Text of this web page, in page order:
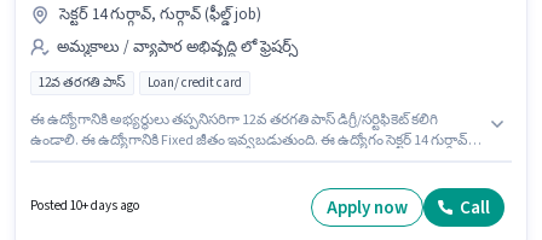
సెక్టర్ 14 గుర్గావ్, గుర్గావ్ (ఫీల్డ్ job)
అమ్మకాలు / వ్యాపార అభివృద్ధి లో ఫ్రెషర్స్
12వ తరగతి పాస్ Loan/ credit card
ఈ ఉద్యోగానికి అభ్యర్థులు తప్పనిసరిగా 12వ తరగతి పాస్ డిగ్రీ/సర్టిఫికెట్ కలిగి
ఉండాలి. ఈ ఉద్యోగానికి Fixed జీతం ఇవ్వబడుతుంది. ఈ ఉద్యోగం సెక్టర్ 14 గుర్గావ్,
Posted 10+ days ago Apply now Call